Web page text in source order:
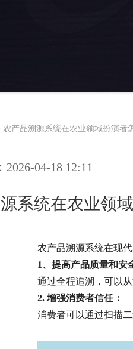
农产品溯源系统在农业领域扮演者
04-18 12:11
系统在农业领
农产品溯源系统在现
1、提高产品质量和安
通过全程追溯，可以
2. 增强消费者信任：
消费者可以通过扫描